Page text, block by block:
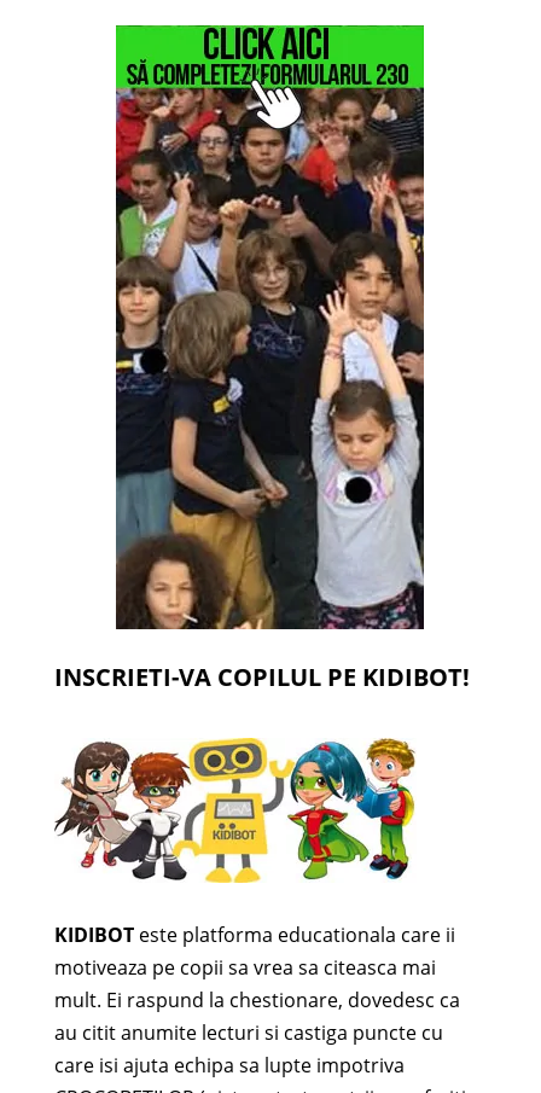
INSCRIETI-VA COPILUL PE KIDIBOT!
KIDIBOTeste platforma educationala care ii
motiveaza pe copii sa vrea sa citeasca mai
mult. Ei raspund la chestionare, dovedesc ca
au citit anumite lecturi si castiga puncte cu
care isi ajuta echipa sa lupte impotriva